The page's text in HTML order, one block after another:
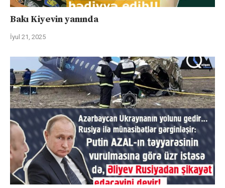
Bakı Kiyevin yanında
İyul 21, 2025